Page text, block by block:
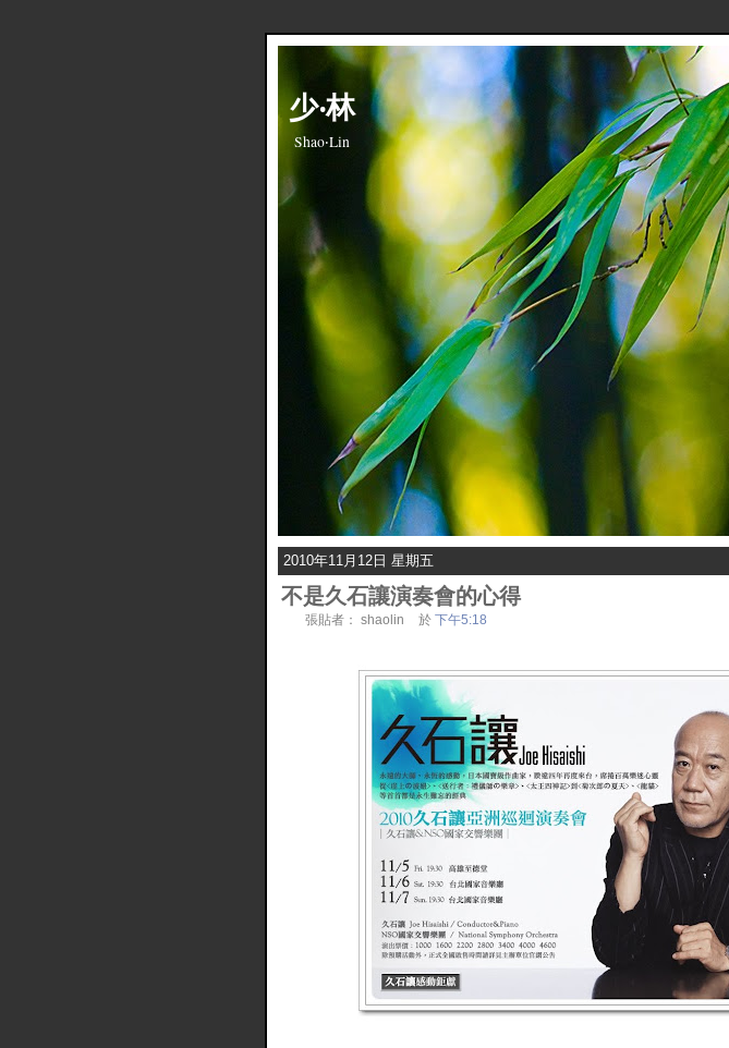
少‧林
Shao‧Lin
2010年11月12日 星期五
不是久石讓演奏會的心得
張貼者： shaolin 於 下午5:18